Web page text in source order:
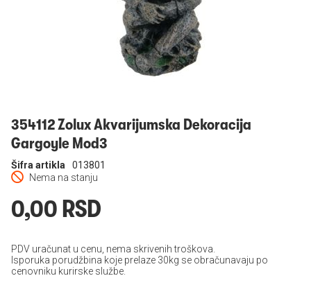
354112 Zolux Akvarijumska Dekoracija
Gargoyle Mod3
Nema na stanju
Šifra artikla 013801
0,00 RSD
PDV uračunat u cenu, nema skrivenih troškova.
Isporuka porudžbina koje prelaze 30kg se obračunavaju po
cenovniku kurirske službe.